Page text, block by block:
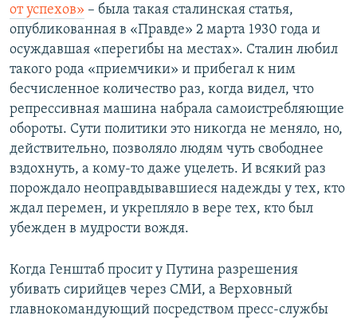
от успехов» – была такая сталинская статья,
опубликованная в «Правде» 2 марта 1930 года и
осуждавшая «перегибы на местах». Сталин любил
такого рода «приемчики» и прибегал к ним
бесчисленное количество раз, когда видел, что
репрессивная машина набрала самоистребляющие
обороты. Сути политики это никогда не меняло, но,
действительно, позволяло людям чуть свободнее
вздохнуть, а кому-то даже уцелеть. И всякий раз
порождало неоправдывавшиеся надежды у тех, кто
ждал перемен, и укрепляло в вере тех, кто был
убежден в мудрости вождя.
Когда Генштаб просит у Путина разрешения
убивать сирийцев через СМИ, а Верховный
главнокомандующий посредством пресс-службы